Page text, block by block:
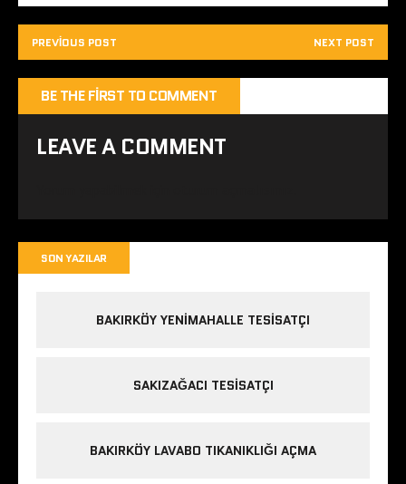
PREVIOUS POST NEXT POST
BE THE FIRST TO COMMENT
LEAVE A COMMENT
SON YAZILAR
BAKIRKÖY YENIMAHALLE TESISATÇI
SAKIZAĞACI TESISATÇI
BAKIRKÖY LAVABO TIKANIKLIĞI AÇMA